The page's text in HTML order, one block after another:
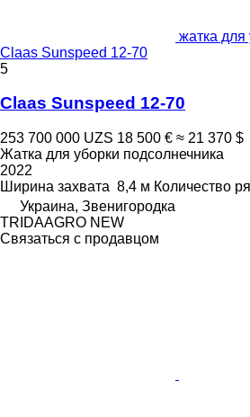
жатка для
Claas Sunspeed 12-70
5
Claas Sunspeed 12-70
253 700 000 UZS 18 500 € ≈ 21 370 $
Жатка для уборки подсолнечника
2022
Ширина захвата 8,4 м Количество
Украина, Звенигородка
TRIDAAGRO NEW
Связаться с продавцом